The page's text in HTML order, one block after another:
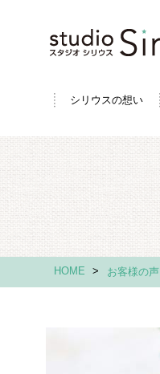
シリウスの想い
HOME > お客様の声